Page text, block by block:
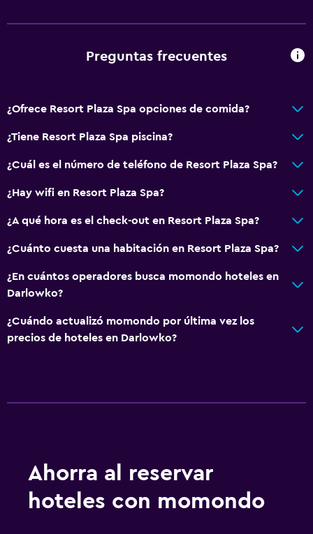
Preguntas frecuentes
¿Ofrece Resort Plaza Spa opciones de comida?
¿Tiene Resort Plaza Spa piscina?
¿Cuál es el número de teléfono de Resort Plaza Spa?
¿Hay wifi en Resort Plaza Spa?
¿A qué hora es el check-out en Resort Plaza Spa?
¿Cuánto cuesta una habitación en Resort Plaza Spa?
¿En cuántos operadores busca momondo hoteles en
Darlowko?
¿Cuándo actualizó momondo por última vez los
precios de hoteles en Darlowko?
Ahorra al reservar
hoteles con momondo